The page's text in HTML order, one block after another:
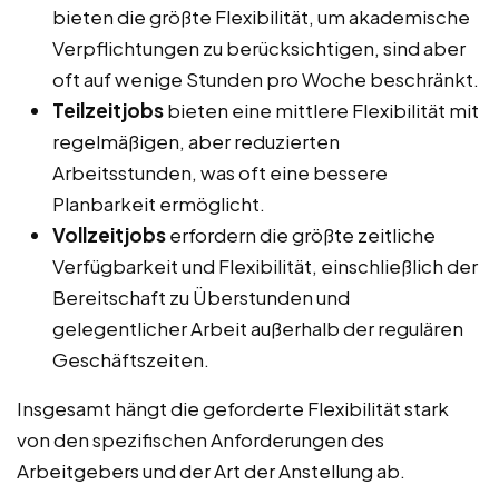
bieten die größte Flexibilität, um akademische
Verpflichtungen zu berücksichtigen, sind aber
oft auf wenige Stunden pro Woche beschränkt.
Teilzeitjobsbieten eine mittlere Flexibilität mit
regelmäßigen, aber reduzierten
Arbeitsstunden, was oft eine bessere
Planbarkeit ermöglicht.
Vollzeitjobserfordern die größte zeitliche
Verfügbarkeit und Flexibilität, einschließlich der
Bereitschaft zu Überstunden und
gelegentlicher Arbeit außerhalb der regulären
Geschäftszeiten.
Insgesamt hängt die geforderte Flexibilität stark
von den spezifischen Anforderungen des
Arbeitgebers und der Art der Anstellung ab.